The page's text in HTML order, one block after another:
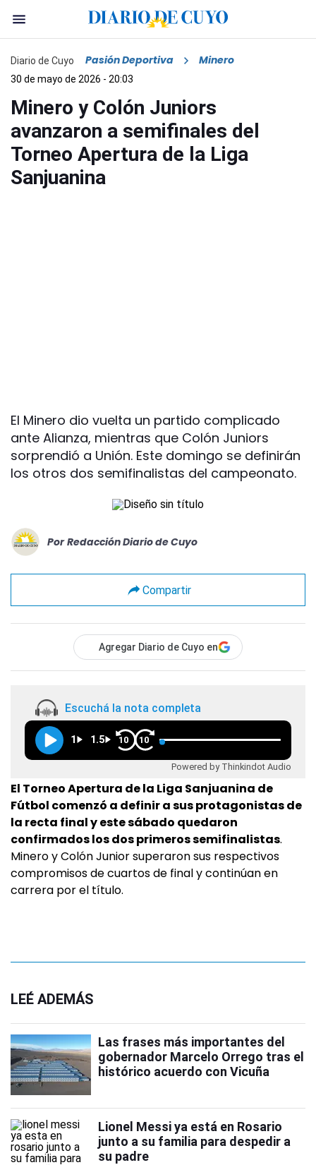
Diario de Cuyo Pasión Deportiva Minero
30 de mayo de 2026 - 20:03
Minero y Colón Juniors
avanzaron a semifinales del
Torneo Apertura de la Liga
Sanjuanina
El Minero dio vuelta un partido complicado
ante Alianza, mientras que Colón Juniors
sorprendió a Unión. Este domingo se definirán
los otros dos semifinalistas del campeonato.
Por Redacción Diario de Cuyo
Compartir
Agregar Diario de Cuyo en
Escuchá la nota completa
1 1.5 10 10
Powered by Thinkindot Audio
El Torneo Apertura de la Liga Sanjuanina de
Fútbol comenzó a definir a sus protagonistas de
la recta final y este sábado quedaron
confirmados los dos primeros semifinalistas.
Minero y Colón Junior superaron sus respectivos
compromisos de cuartos de final y continúan en
carrera por el título.
LEÉ ADEMÁS
Las frases más importantes del
gobernador Marcelo Orrego tras el
histórico acuerdo con Vicuña
Lionel Messi ya está en Rosario
junto a su familia para despedir a
su padre